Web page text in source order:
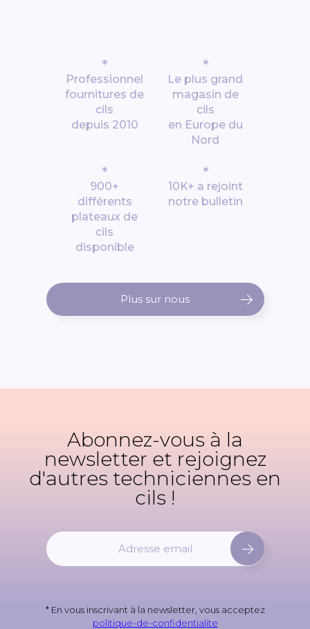
*
Professionnel
fournitures de
cils
depuis 2010
*
Le plus grand
magasin de
cils
en Europe du
Nord
*
900+
différents
plateaux de
cils
disponible
*
10K+ a rejoint
notre bulletin
Plus sur nous
Abonnez-vous à la
newsletter et rejoignez
d'autres techniciennes en
cils !
I
n
* En vous inscrivant à la newsletter, vous acceptez
politique-de-confidentialite